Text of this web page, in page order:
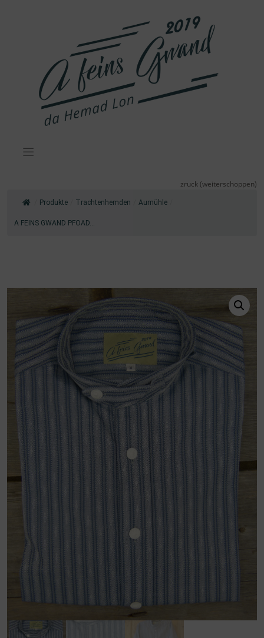
zruck (weiterschoppen)
Produkte Trachtenhemden Aumühle
A FEINS GWAND PFOAD...